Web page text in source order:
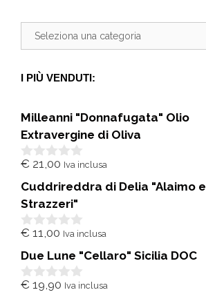
I PIÙ VENDUTI:
Milleanni "Donnafugata" Olio
Extravergine di Oliva
0
u
5
€ 21,00 Iva inclusa
Cuddrireddra di Delia "Alaimo e
Strazzeri"
0
u
5
€ 11,00 Iva inclusa
Due Lune "Cellaro" Sicilia DOC
0
€ 19,90 Iva inclusa